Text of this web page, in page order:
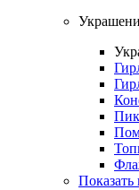
Показать